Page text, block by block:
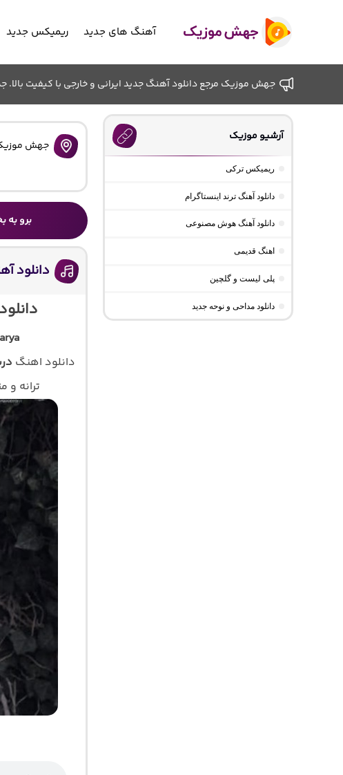
آهنگ های جدید ریمیکس جدید
جهش موزیک مرجع دانلود آهنگ جدید ایرانی و خارجی با کیفیت بالا.
جهش
برو به
دانلود
دانلود اهنگ
ترانه و
آرشیو موزیک
ریمیکس ترکی
دانلود آهنگ ترند اینستاگرام
دانلود آهنگ هوش مصنوعی
اهنگ قدیمی
پلی لیست و گلچین
دانلود مداحی و نوحه جدید